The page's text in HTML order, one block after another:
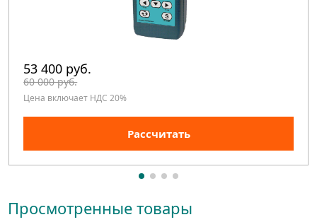
53 400 руб.
60 000 руб.
Цена включает НДС 20%
Рассчитать
Просмотренные товары